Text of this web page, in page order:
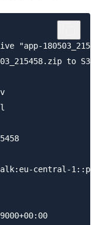
"app-
to
central-